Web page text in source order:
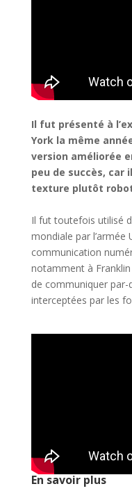
Il fut présenté à
York la même
version améliorée
peu de succès, car
texture plutôt
Il fut toutefois utilisé
mondiale par l’armée
communication
notamment à
de communiquer par-
interceptées par les
En savoir plus